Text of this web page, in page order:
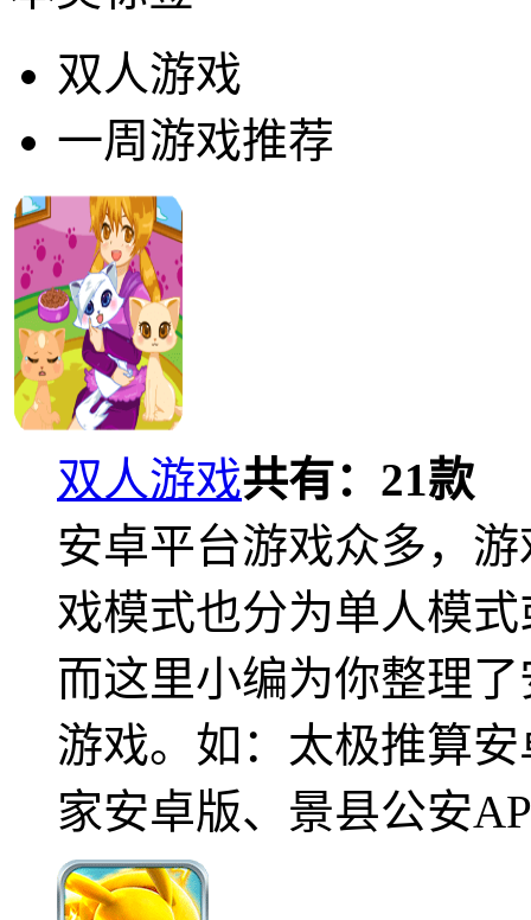
双人游戏
一周游戏推荐
双人游戏共有： 21款
安卓平台游戏众多，
戏模式也分为单人模
而这里小编为你整理
游戏。如：太极推算
家安卓版、景县公安